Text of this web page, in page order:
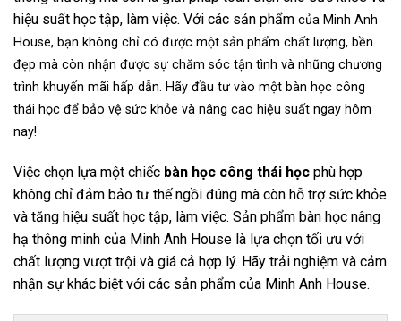
hiệu suất học tập, làm việc. Với các sản phẩm của Minh Anh
House, bạn không chỉ có được một sản phẩm chất lượng, bền
đẹp mà còn nhận được sự chăm sóc tận tình và những chương
trình khuyến mãi hấp dẫn. Hãy đầu tư vào một bàn học công
thái học để bảo vệ sức khỏe và nâng cao hiệu suất ngay hôm
nay!
Việc chọn lựa một chiếc bàn học công thái học phù hợp
không chỉ đảm bảo tư thế ngồi đúng mà còn hỗ trợ sức khỏe
và tăng hiệu suất học tập, làm việc. Sản phẩm bàn học nâng
hạ thông minh của Minh Anh House là lựa chọn tối ưu với
chất lượng vượt trội và giá cả hợp lý. Hãy trải nghiệm và cảm
nhận sự khác biệt với các sản phẩm của Minh Anh House.